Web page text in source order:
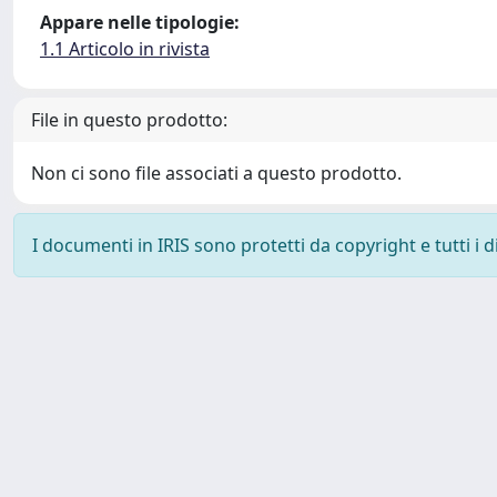
Appare nelle tipologie:
1.1 Articolo in rivista
File in questo prodotto:
Non ci sono file associati a questo prodotto.
I documenti in IRIS sono protetti da copyright e tutti i